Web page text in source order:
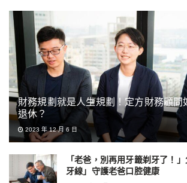
財務規劃就是人生規劃！定方財務顧問
退休？
2023 年 12 月 6 日
「老爸，別再用牙籤剃牙了！
牙線」守護老爸口腔健康